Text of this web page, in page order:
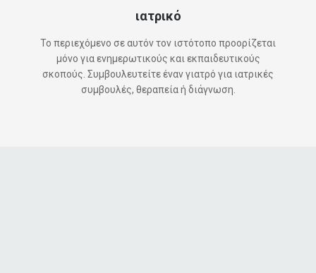
ιατρικό
Το περιεχόμενο σε αυτόν τον ιστότοπο προορίζεται
μόνο για ενημερωτικούς και εκπαιδευτικούς
σκοπούς. Συμβουλευτείτε έναν γιατρό για ιατρικές
συμβουλές, θεραπεία ή διάγνωση.